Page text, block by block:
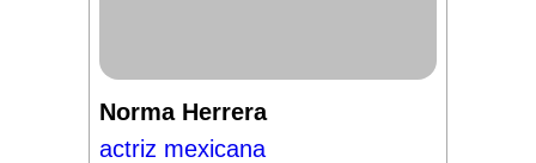
Norma Herrera
actriz mexicana